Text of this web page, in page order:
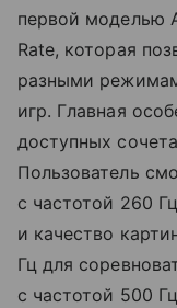
первой моделью
Rate, которая
разными
игр. Главная
доступных
Пользователь
с частотой 260
и качество
Гц для
с частотой 500